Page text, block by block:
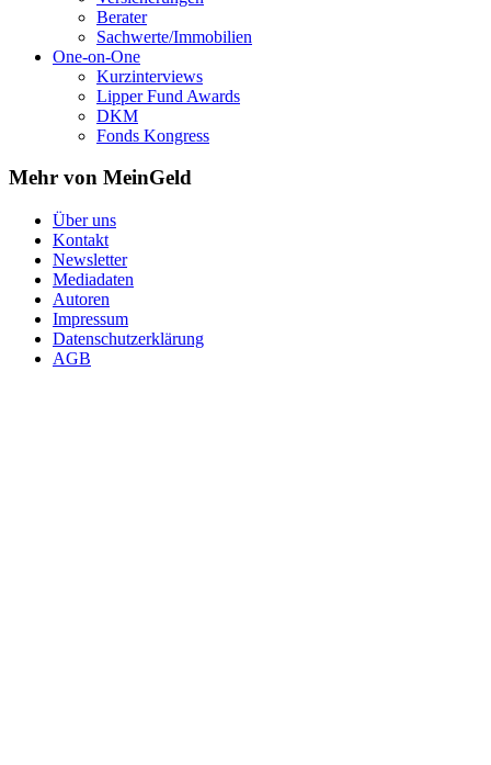
Berater
Sachwerte/Immobilien
One-on-One
Kurzinterviews
Lipper Fund Awards
DKM
Fonds Kongress
Mehr von MeinGeld
Über uns
Kontakt
Newsletter
Mediadaten
Autoren
Impressum
Datenschutzerklärung
AGB